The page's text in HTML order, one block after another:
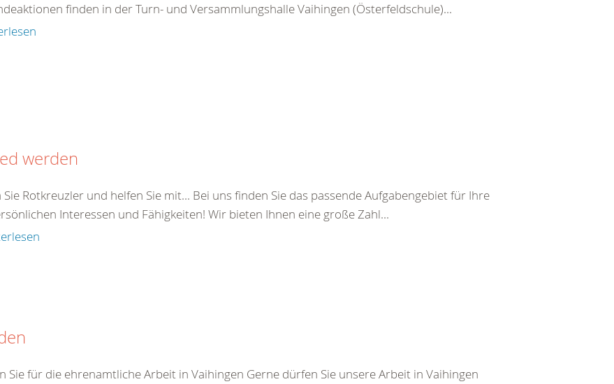
finden in der Turn- und Versammlungshalle Vaihingen (Österfeldschule)...
werden
Sie Rotkreuzler und helfen Sie mit... Bei uns finden Sie das passende Aufgabengebiet für Ihre
Interessen und Fähigkeiten! Wir bieten Ihnen eine große Zahl...
Sie für die ehrenamtliche Arbeit in Vaihingen Gerne dürfen Sie unsere Arbeit in Vaihingen